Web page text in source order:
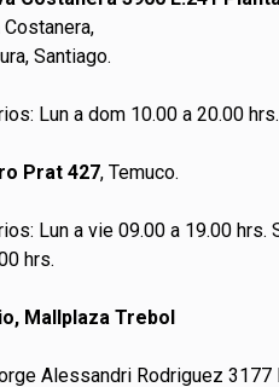
Costanera,
Santiago.
Lun a dom 10.00 a 20.00 hrs.
Prat 427, Temuco.
Lun a vie 09.00 a 19.00 hrs.
hrs.
Mallplaza Trebol
Alessandri Rodriguez 3177